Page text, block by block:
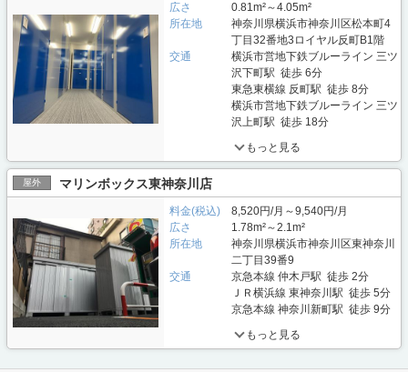
広さ
0.81m²～4.05m²
所在地
神奈川県横浜市神奈川区松本町4
丁目32番地3ロイヤル反町B1階
交通
横浜市営地下鉄ブルーライン 三ツ
沢下町駅 徒歩 6分
東急東横線 反町駅 徒歩 8分
横浜市営地下鉄ブルーライン 三ツ
沢上町駅 徒歩 18分
もっと見る
屋外 マリンボックス東神奈川店
料金(税込)
8,520円/月～9,540円/月
広さ
1.78m²～2.1m²
所在地
神奈川県横浜市神奈川区東神奈川
二丁目39番9
交通
京急本線 仲木戸駅 徒歩 2分
ＪＲ横浜線 東神奈川駅 徒歩 5分
京急本線 神奈川新町駅 徒歩 9分
もっと見る